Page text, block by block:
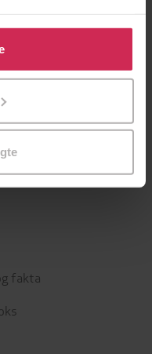
ditt samtykke til å
Du kan også
formål ved å klikke
Jørn Lier Horst
(forfatter)
fakta